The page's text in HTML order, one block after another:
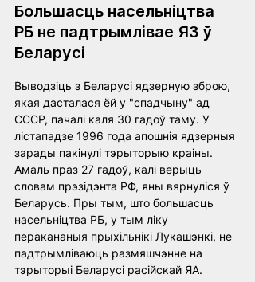
Большасць насельніцтва
РБ не падтрымлівае ЯЗ ў
Беларусі
Выводзіць з Беларусі ядзерную зброю,
якая дасталася ёй у "спадчыну" ад
СССР, пачалі каля 30 гадоў таму. У
лістападзе 1996 года апошнія ядзерныя
зарады пакінулі тэрыторыю краіны.
Амаль праз 27 гадоў, калі верыць
словам прэзідэнта РФ, яны вярнуліся ў
Беларусь. Пры тым, што большасць
насельніцтва РБ, у тым ліку
перакананыя прыхільнікі Лукашэнкі, не
падтрымліваюць размяшчэнне на
тэрыторыі Беларусі расійскай ЯА.